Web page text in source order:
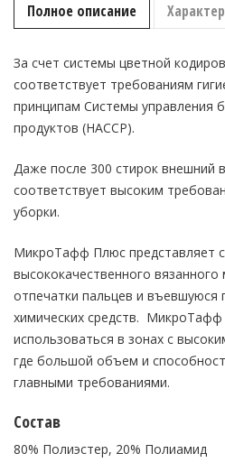
Полное описание
За счет системы цветной
соответствует требованиям
принципам Системы управления
продуктов (HACCP).
Даже после 300 стирок
соответствует высоким
уборки.
МикроТафф Плюс представляет
высококачественного
отпечатки пальцев и въевшуюся
химических средств.
использоваться в зонах с
где большой объем и
главными требованиями.
Состав
80% Полиэстер, 20% Полиамид